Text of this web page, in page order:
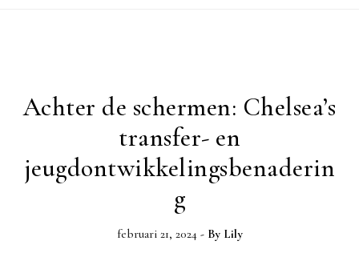
Achter de schermen: Chelsea’s
transfer- en
jeugdontwikkelingsbenaderin
g
februari 21, 2024 - By Lily